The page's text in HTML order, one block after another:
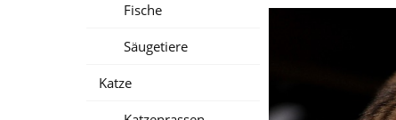
Fische
Säugetiere
Katze